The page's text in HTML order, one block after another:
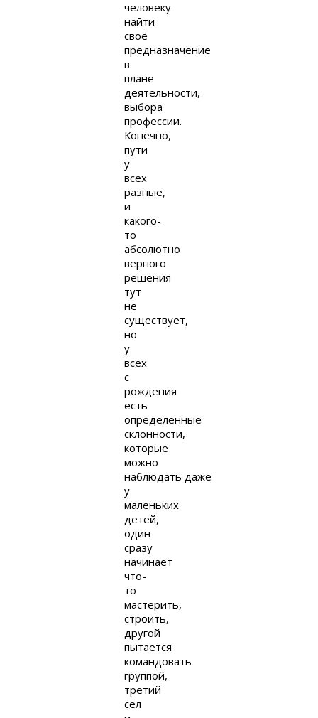
человеку
найти
своё
предназначение
в
плане
деятельности,
выбора
профессии.
Конечно,
пути
у
всех
разные,
и
какого-
то
абсолютно
верного
решения
тут
не
существует,
но
у
всех
с
рождения
есть
определённые
склонности,
которые
можно
наблюдать даже
у
маленьких
детей,
один
сразу
начинает
что-
то
мастерить,
строить,
другой
пытается
командовать
группой,
третий
сел